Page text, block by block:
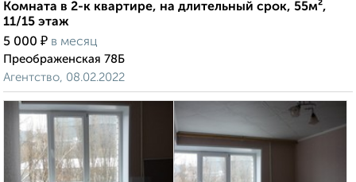
Комната в 2-к квартире, на длительный срок, 55м²,
11/15 этаж
5 000 ₽ в месяц
Преображенская 78Б
Агентство, 08.02.2022